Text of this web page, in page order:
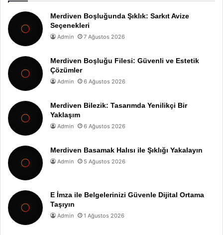
Merdiven Boşluğunda Şıklık: Sarkıt Avize
Seçenekleri
Admin 7 Ağustos 2026
Merdiven Boşluğu Filesi: Güvenli ve Estetik
Çözümler
Admin 6 Ağustos 2026
Merdiven Bilezik: Tasarımda Yenilikçi Bir
Yaklaşım
Admin 6 Ağustos 2026
Merdiven Basamak Halısı ile Şıklığı Yakalayın
Admin 5 Ağustos 2026
E İmza ile Belgelerinizi Güvenle Dijital Ortama
Taşıyın
Admin 1 Ağustos 2026